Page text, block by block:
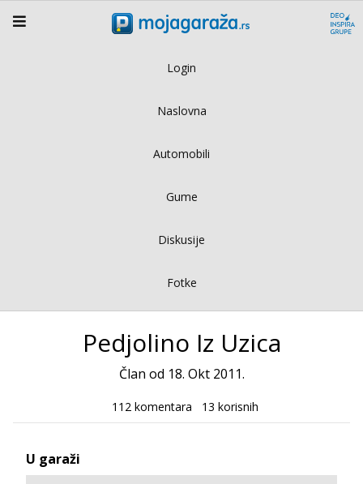
Login
Naslovna
Automobili
Gume
Diskusije
Fotke
Pedjolino Iz Uzica
Član od 18. Okt 2011.
112 komentara 13 korisnih
U garaži